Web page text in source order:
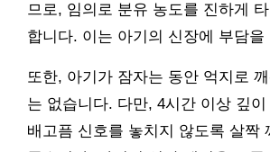
므로, 임의로 분유 농도를 진하게
합니다. 이는 아기의 신장에 부담을
또한, 아기가 잠자는 동안 억지로
는 없습니다. 다만, 4시간 이상 깊
배고픔 신호를 놓치지 않도록 살짝